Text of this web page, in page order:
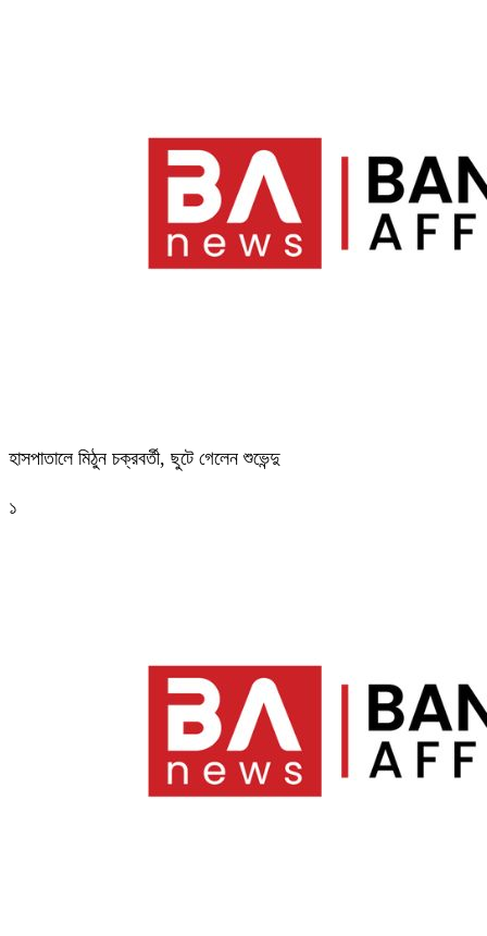
হাসপাতালে মিঠুন চক্রবর্তী, ছুটে গেলেন শুভেন্দু
১